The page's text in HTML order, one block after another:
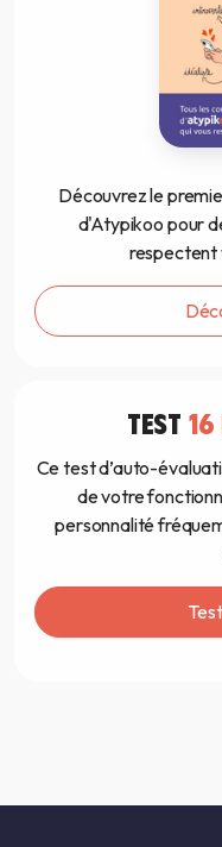
Découvrez le
d'Atypikoo pour
respectent
TEST 16
Ce test d’auto-
de votre
personnalité